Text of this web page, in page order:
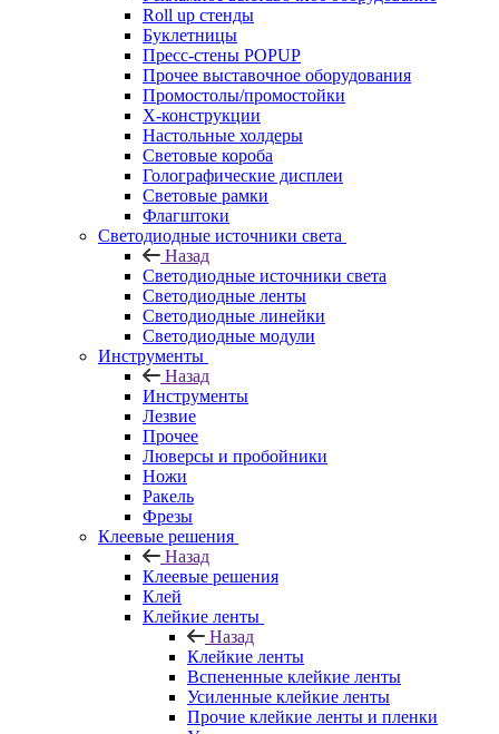
Roll up стенды
Буклетницы
Пресс-стены POPUP
Прочее выставочное оборудования
Промостолы/промостойки
Х-конструкции
Настольные холдеры
Световые короба
Голографические дисплеи
Световые рамки
Флагштоки
Светодиодные источники света
Назад
Светодиодные источники света
Светодиодные ленты
Светодиодные линейки
Светодиодные модули
Инструменты
Назад
Инструменты
Лезвие
Прочее
Люверсы и пробойники
Ножи
Ракель
Фрезы
Клеевые решения
Назад
Клеевые решения
Клей
Клейкие ленты
Назад
Клейкие ленты
Вспененные клейкие ленты
Усиленные клейкие ленты
Прочие клейкие ленты и пленки